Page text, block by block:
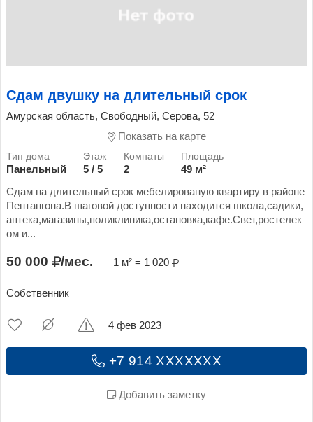
Сдам двушку на длительный срок
Амурская область, Свободный, Серова, 52
Показать на карте
Панельный 5 / 5 2
49 м²
Сдам на длительный срок мебелированую квартиру в районе
Пентангона.В шаговой доступности находится школа,садики,
аптека,магазины,поликлиника,остановка,кафе.Свет,ростелек
ом и...
50 000 /мес. 1 м² = 1 020
Собственник
+7 914 XXXXXXX
Добавить заметку
4 фев 2023